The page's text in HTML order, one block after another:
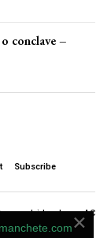
conclave –
Subscribe
de ♥ AC
×